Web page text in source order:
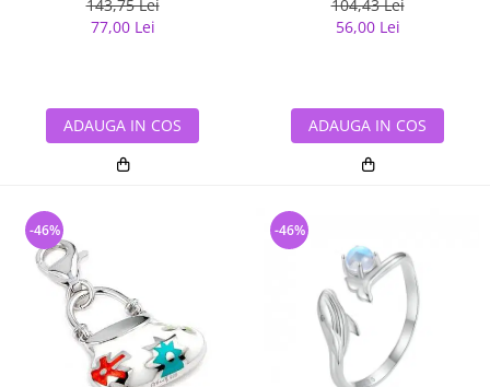
143,75 Lei
77,00 Lei
ADAUGA IN COS
104,43 Lei
56,00 Lei
ADAUGA IN COS
-46% -46%